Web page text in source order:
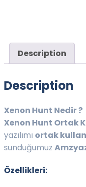
Description
Description
Xenon Hunt Nedir ?
Xenon Hunt Ortak
yazılımı ortak
sunduğumuz
Özellikleri: